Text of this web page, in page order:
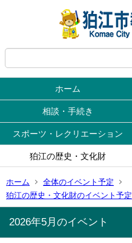
ホーム
相談・手続き
スポーツ・レクリエーション
狛江の歴史・文化財
ホーム
全体のイベント予定
狛江の歴史・文化財のイベント予定
2026年5月のイベント